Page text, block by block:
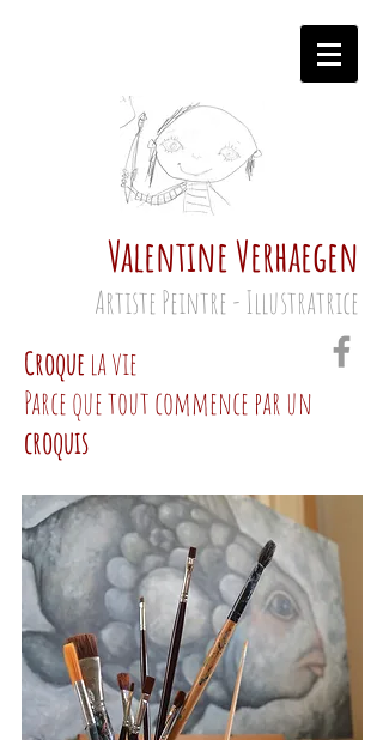
Valentine Verhaegen
Artiste Peintre - Illustratrice
Croque la vie
Parce que tout commence par un
croquis